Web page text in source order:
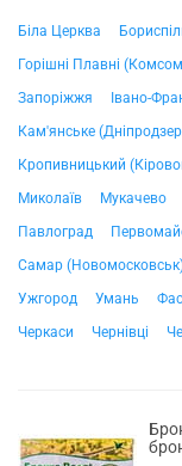
Біла Церква
Горішні Плавні
Запоріжжя
Івано-
Кам'янське
Кропивницький
Миколаїв
Мукачево
Павлоград
Самар
Ужгород
Умань
Черкаси
Чернівці